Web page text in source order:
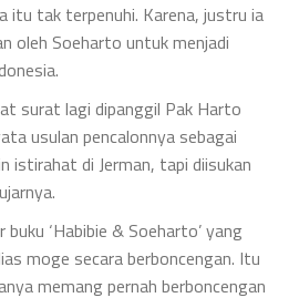
itu tak terpenuhi. Karena, justru ia
oleh Soeharto untuk menjadi
surat lagi dipanggil Pak Harto
usulan pencalonnya sebagai
istirahat di Jerman, tapi diisukan
‘Habibie & Soeharto’ yang
moge secara berboncengan. Itu
memang pernah berboncengan